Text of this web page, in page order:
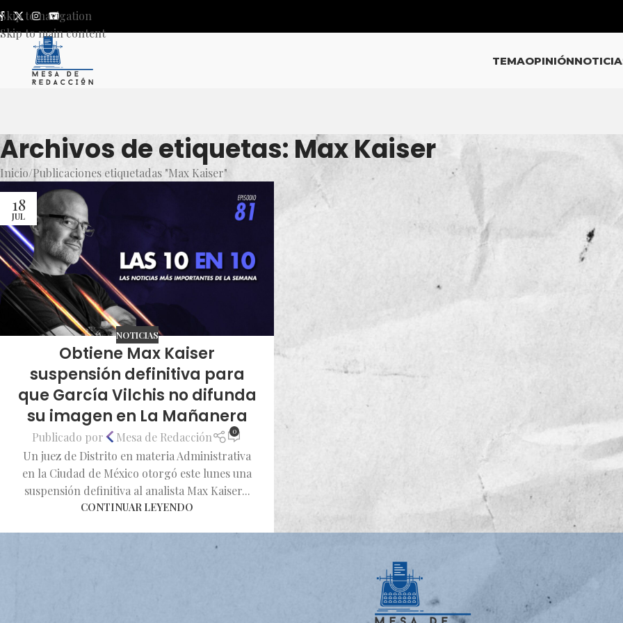
Skip to navigation
Skip to main content
TEMAOPINIÓN
Archivos de etiquetas: Max Kaiser
Inicio Publicaciones etiquetadas "Max Kaiser"
18
JUL
NOTICIAS
Obtiene Max Kaiser
suspensión definitiva para
que García Vilchis no difunda
su imagen en La Mañanera
Publicado por Mesa de Redacción 0
Un juez de Distrito en materia Administrativa
en la Ciudad de México otorgó este lunes una
suspensión definitiva al analista Max Kaiser...
CONTINUAR LEYENDO